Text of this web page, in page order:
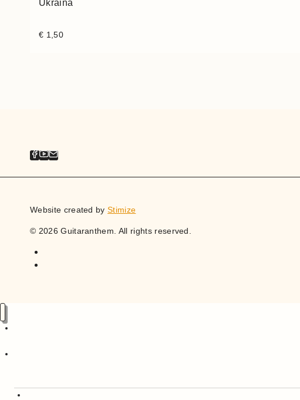
Ukraina
€ 1,50
Website created byStimize
© 2026 Guitaranthem. All rights reserved.